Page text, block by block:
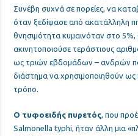
Συνέβη συχνά σε πορείες, να
όταν ξεδίψασε από ακατάλληλη
θνησιμότητα κυμαινόταν στο 5%,
ακινητοποιούσε τεράστιους
ως τριών εβδομάδων – ανδρών
διάστημα να χρησιμοποιηθούν ως
τρόπο.
Ο τυφοειδής πυρετός, που
Salmonella typhi, ήταν άλλη μια